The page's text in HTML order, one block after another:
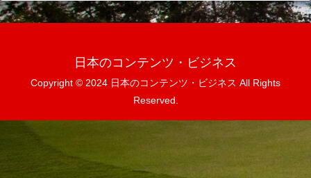
日本のコンテンツ・ビジネス
Copyright © 2024 日本のコンテンツ・ビジネス All Rights
Reserved.